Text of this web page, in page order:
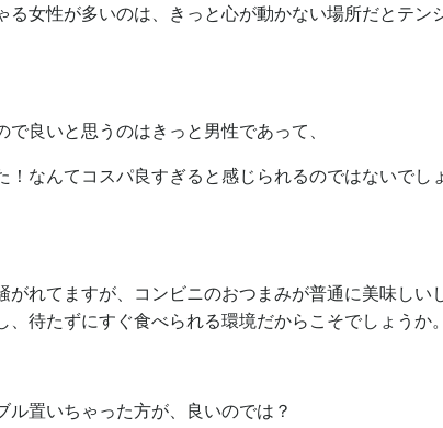
女性が多いのは、きっと心が動かない場所だとテン
良いと思うのはきっと男性であって、
なんてコスパ良すぎると感じられるのではないでし
れてますが、コンビニのおつまみが普通に美味しい
待たずにすぐ食べられる環境だからこそでしょうか。
置いちゃった方が、良いのでは？